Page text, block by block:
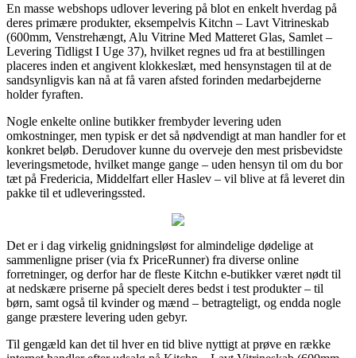
En masse webshops udlover levering på blot en enkelt hverdag på
deres primære produkter, eksempelvis Kitchn – Lavt Vitrineskab
(600mm, Venstrehængt, Alu Vitrine Med Matteret Glas, Samlet –
Levering Tidligst I Uge 37), hvilket regnes ud fra at bestillingen
placeres inden et angivent klokkeslæt, med hensynstagen til at de
sandsynligvis kan nå at få varen afsted forinden medarbejderne
holder fyraften.
Nogle enkelte online butikker frembyder levering uden
omkostninger, men typisk er det så nødvendigt at man handler for et
konkret beløb. Derudover kunne du overveje den mest prisbevidste
leveringsmetode, hvilket mange gange – uden hensyn til om du bor
tæt på Fredericia, Middelfart eller Haslev – vil blive at få leveret din
pakke til et udleveringssted.
Det er i dag virkelig gnidningsløst for almindelige dødelige at
sammenligne priser (via fx PriceRunner) fra diverse online
forretninger, og derfor har de fleste Kitchn e-butikker været nødt til
at nedskære priserne på specielt deres bedst i test produkter – til
børn, samt også til kvinder og mænd – betragteligt, og endda nogle
gange præstere levering uden gebyr.
Til gengæld kan det til hver en tid blive nyttigt at prøve en række